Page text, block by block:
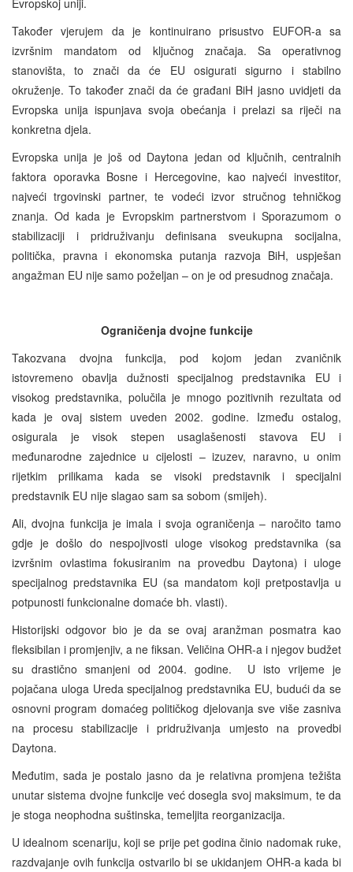
Također vjerujem da je kontinuirano prisustvo EUFOR-a sa
izvršnim mandatom od ključnog značaja. Sa operativnog
stanovišta, to znači da će EU osigurati sigurno i stabilno
okruženje. To također znači da će građani BiH jasno uvidjeti da
Evropska unija ispunjava svoja obećanja i prelazi sa riječi na
konkretna djela.
Evropska unija je još od Daytona jedan od ključnih, centralnih
faktora oporavka Bosne i Hercegovine, kao najveći investitor,
najveći trgovinski partner, te vodeći izvor stručnog tehničkog
znanja. Od kada je Evropskim partnerstvom i Sporazumom o
stabilizaciji i pridruživanju definisana sveukupna socijalna,
politička, pravna i ekonomska putanja razvoja BiH, uspješan
angažman EU nije samo poželjan – on je od presudnog značaja.
Ograničenja dvojne funkcije
Takozvana dvojna funkcija, pod kojom jedan zvaničnik
istovremeno obavlja dužnosti specijalnog predstavnika EU i
visokog predstavnika, polučila je mnogo pozitivnih rezultata od
kada je ovaj sistem uveden 2002. godine. Između ostalog,
osigurala je visok stepen usaglašenosti stavova EU i
međunarodne zajednice u cijelosti – izuzev, naravno, u onim
rijetkim prilikama kada se visoki predstavnik i specijalni
predstavnik EU nije slagao sam sa sobom (smijeh).
Ali, dvojna funkcija je imala i svoja ograničenja – naročito tamo
gdje je došlo do nespojivosti uloge visokog predstavnika (sa
izvršnim ovlastima fokusiranim na provedbu Daytona) i uloge
specijalnog predstavnika EU (sa mandatom koji pretpostavlja u
potpunosti funkcionalne domaće bh. vlasti).
Historijski odgovor bio je da se ovaj aranžman posmatra kao
fleksibilan i promjenjiv, a ne fiksan. Veličina OHR-a i njegov budžet
su drastično smanjeni od 2004. godine. U isto vrijeme je
pojačana uloga Ureda specijalnog predstavnika EU, budući da se
osnovni program domaćeg političkog djelovanja sve više zasniva
na procesu stabilizacije i pridruživanja umjesto na provedbi
Daytona.
Međutim, sada je postalo jasno da je relativna promjena težišta
unutar sistema dvojne funkcije već dosegla svoj maksimum, te da
je stoga neophodna suštinska, temeljita reorganizacija.
U idealnom scenariju, koji se prije pet godina činio nadomak ruke,
razdvajanje ovih funkcija ostvarilo bi se ukidanjem OHR-a kada bi